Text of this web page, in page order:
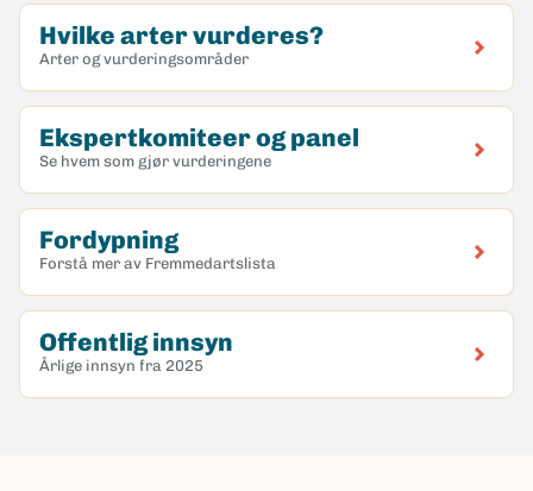
Hvilke arter vurderes?
Arter og vurderingsområder
Ekspertkomiteer og panel
Se hvem som gjør vurderingene
Fordypning
Forstå mer av Fremmedartslista
Offentlig innsyn
Årlige innsyn fra 2025